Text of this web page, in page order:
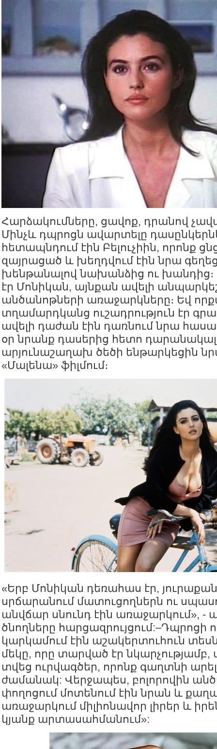
Հարձակումները, ցավոք, դրանով
Մինչև դպրոցն ավարտելը
հետապնդում էին Բելուչիին, որոնք
զայրացած և խեղդվում էին նրա
խենթանալով նախանձից ու խանդից։
էր Մոնիկան, այնքան ավելի
անծանոթների առաջարկները։ Եվ
տղամարդկանց ուշադրություն էր
ավելի դաժան էին դառնում նրա
օր նրանք դասերից հետո
արյունաշաղախ ծեծի ենթարկեցին
«Մալենա» ֆիլմում։
«Երբ Մոնիկան դեռահաս էր,
սրճարանում մատուցողներն ու
անվճար սնունդ էին առաջարկում», -
ծնողները հարցազրույցում:–Դպրոցի
կարկամում էին աշակերտուհուն
մեկը, որը տարված էր նկարչությամբ,
տվեց ուրվագծեր, որոնք գաղտնի
ժամանակ: Վերջապես, բոլորովին
փողոցում մոտենում էին նրան և
առաջարկում միլիոնավոր լիրեր և
կյանք արտասահմանում»: